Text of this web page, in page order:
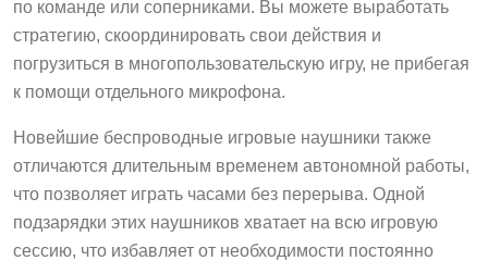
по команде или соперниками. Вы можете выработать
стратегию, скоординировать свои действия и
погрузиться в многопользовательскую игру, не прибегая
к помощи отдельного микрофона.
Новейшие беспроводные игровые наушники также
отличаются длительным временем автономной работы,
что позволяет играть часами без перерыва. Одной
подзарядки этих наушников хватает на всю игровую
сессию, что избавляет от необходимости постоянно